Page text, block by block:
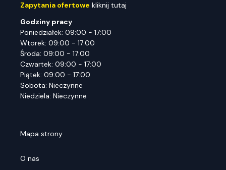
Zapytania ofertowe kliknij tutaj
Godziny pracy
Poniedziałek: 09:00 - 17:00
Wtorek: 09:00 - 17:00
Środa: 09:00 - 17:00
Czwartek: 09:00 - 17:00
Piątek: 09:00 - 17:00
Sobota: Nieczynne
Niedziela: Nieczynne
Mapa strony
O nas